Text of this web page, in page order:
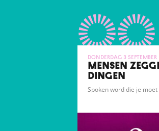
donderdag 3 september
MENSEN
DINGEN
Spoken word die je